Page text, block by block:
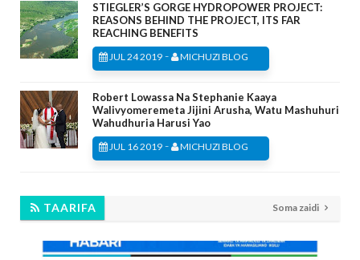
STIEGLER’S GORGE HYDROPOWER PROJECT:
REASONS BEHIND THE PROJECT, ITS FAR
REACHING BENEFITS
JUL 24 2019 - MICHUZI BLOG
Robert Lowassa Na Stephanie Kaaya
Walivyomeremeta Jijini Arusha, Watu Mashuhuri
Wahudhuria Harusi Yao
JUL 16 2019 - MICHUZI BLOG
TAARIFA Soma zaidi